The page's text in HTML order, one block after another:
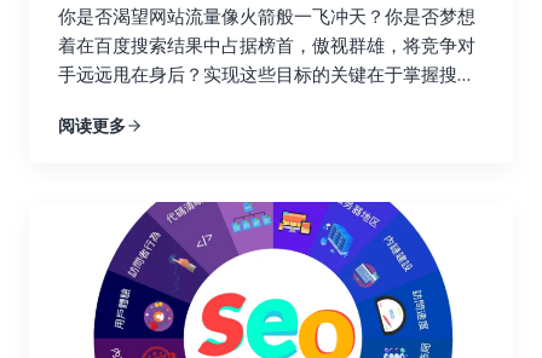
真正有效的策略上，从而最大化投资回报率，就像一
个精明的投资者，会仔细分析市场行情，选择最具潜
力的投资项目。 更重要的是，追踪链接建设效果可以
过哪些链接访问你的网站，他们在你的网站上停留了
大的商业价值。通过分析这些数据，你可以更好地理
解用户的需求和痛点，优化网站内容和用户体验，最
终提高转化率，实现业务的持续增长。这不仅仅是简
单的流量获取，而是将流量转化为实际的商业价值，
最终实现盈利。 二、 如何选择合适的链接建设追踪
你是否渴望网站流量像火箭般一飞冲天？你是否梦想
着在百度搜索结果中占据榜首，傲视群雄，将竞争对
手远远甩在身后？实现这些目标的关键在于掌握搜索
节！不要再浪费宝贵的时间和精力在低效的搜索引擎
Buzzsumo 这三大神器，轻松提升链接建设效率，让
你的网站在竞争激烈的线上世界中脱颖而出，成为行
业领军者！ 一、链接建设的重要性：为什么它如此重
要？ 在搜索引擎优化这个复杂而精妙的领域中，链接
就好比一张张珍贵的选票，每一张都代表着对你网站
阅读更多